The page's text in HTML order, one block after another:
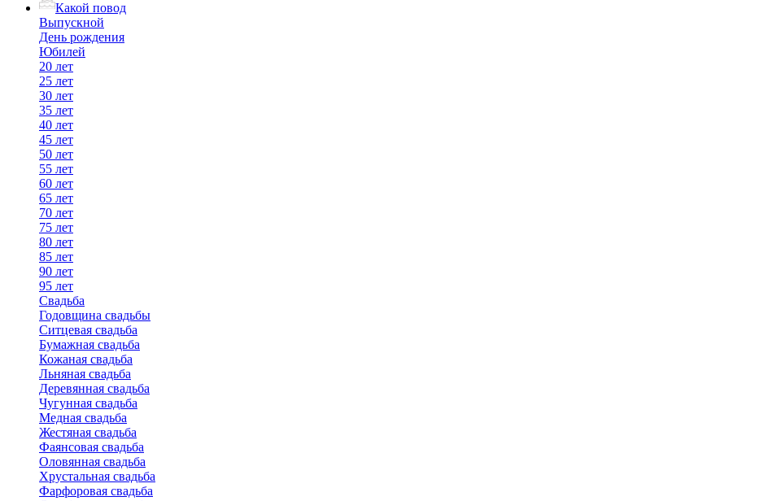
Какой повод
Выпускной
День рождения
Юбилей
20 лет
25 лет
30 лет
35 лет
40 лет
45 лет
50 лет
55 лет
60 лет
65 лет
70 лет
75 лет
80 лет
85 лет
90 лет
95 лет
Свадьба
Годовщина свадьбы
Ситцевая свадьба
Бумажная свадьба
Кожаная свадьба
Льняная свадьба
Деревянная свадьба
Чугунная свадьба
Медная свадьба
Жестяная свадьба
Фаянсовая свадьба
Оловянная свадьба
Хрустальная свадьба
Фарфоровая свадьба